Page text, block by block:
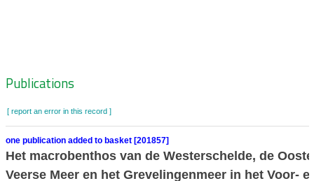
Zoeknavigatie
Publications
[ report an error in this record ]
one publication added to basket [201857]
Het macrobenthos van de Westerschelde, de
Veerse Meer en het Grevelingenmeer in het Voor-